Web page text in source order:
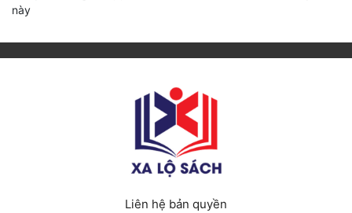
này
Liên hệ bản quyền